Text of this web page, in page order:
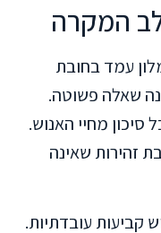
המקרה
עמד בחובת
שאלה פשוטה.
מחיי האנוש.
זהירות שאינה
קביעות עובדתיות.